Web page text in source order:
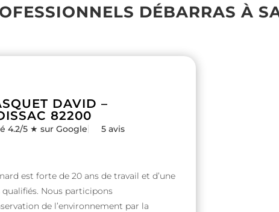
DÉBARRAS À
DAVID –
82200
4.2/5 ★ sur Google 5 avis
est forte de 20 ans de travail et d’une
Nous participons
de l’environnement par la